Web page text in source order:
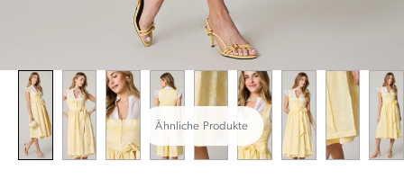
Ähnliche Produkte